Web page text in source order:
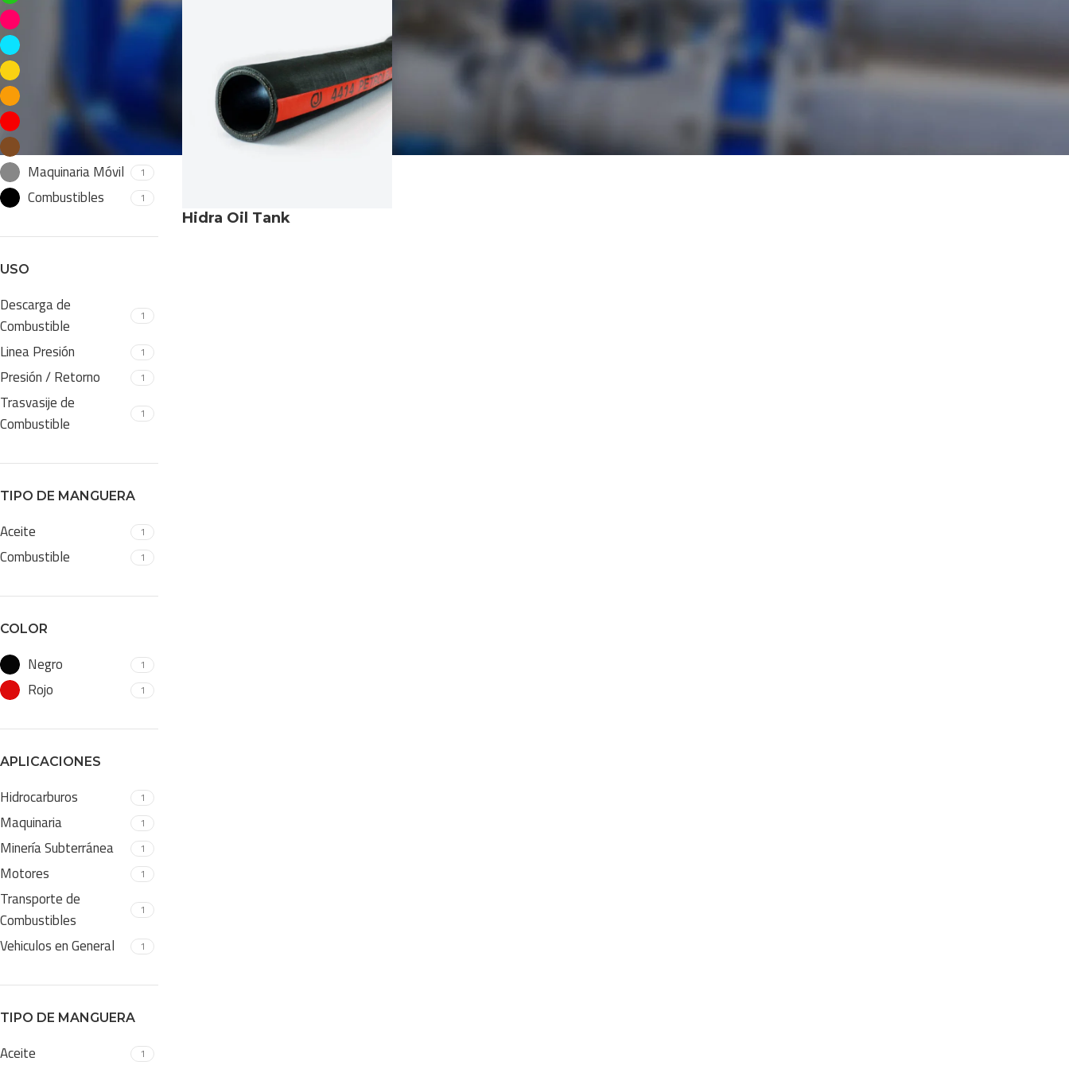
1
Transporte
Papel y Celulosa
Maquinaria Móvil 1
Combustibles 1
USO
Descarga de
Combustible
1
Linea Presión 1
Presión / Retorno 1
Trasvasije de
Combustible
1
TIPO DE MANGUERA
Aceite 1
Combustible 1
COLOR
Negro 1
Rojo 1
APLICACIONES
Hidrocarburos 1
Maquinaria 1
Minería Subterránea 1
Motores 1
Transporte de
Combustibles
1
Vehiculos en General 1
TIPO DE MANGUERA
Aceite 1
Hidra Oil Tank